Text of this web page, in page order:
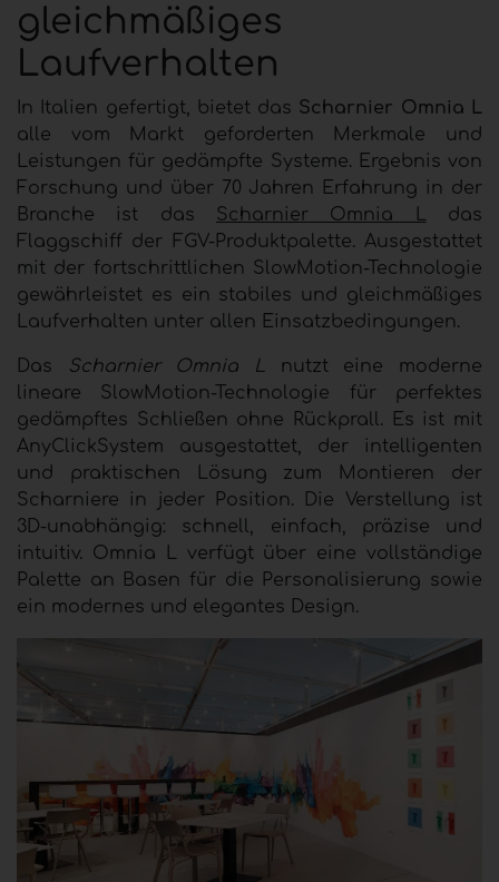
gleichmäßiges
Laufverhalten
In Italien gefertigt, bietet das Scharnier Omnia L
alle vom Markt geforderten Merkmale und
Leistungen für gedämpfte Systeme. Ergebnis von
Forschung und über 70 Jahren Erfahrung in der
Branche ist das Scharnier Omnia L
das
Flaggschiff der FGV-Produktpalette. Ausgestattet
mit der fortschrittlichen SlowMotion-Technologie
gewährleistet es ein stabiles und gleichmäßiges
Laufverhalten unter allen Einsatzbedingungen.
Das Scharnier Omnia L
nutzt eine moderne
lineare SlowMotion-Technologie für perfektes
gedämpftes Schließen ohne Rückprall. Es ist mit
AnyClickSystem ausgestattet, der intelligenten
und praktischen Lösung zum Montieren der
Scharniere in jeder Position. Die Verstellung ist
3D-unabhängig: schnell, einfach, präzise und
intuitiv. Omnia L verfügt über eine vollständige
Palette an Basen für die Personalisierung sowie
ein modernes und elegantes Design.